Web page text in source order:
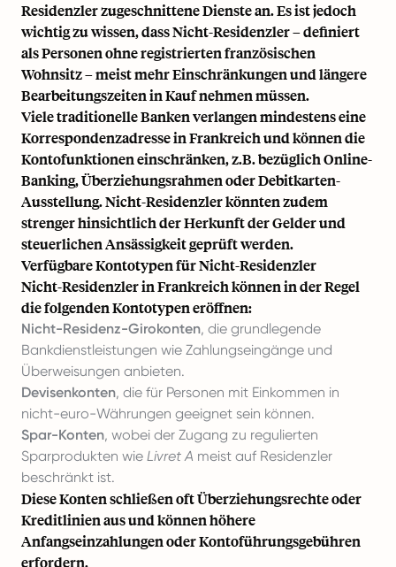
Residenzler zugeschnittene Dienste an. Es ist jedoch
wichtig zu wissen, dass Nicht-Residenzler – definiert
als Personen ohne registrierten französischen
Wohnsitz – meist mehr Einschränkungen und längere
Bearbeitungszeiten in Kauf nehmen müssen.
Viele traditionelle Banken verlangen mindestens eine
Korrespondenzadresse in Frankreich und können die
Kontofunktionen einschränken, z.B. bezüglich Online-
Banking, Überziehungsrahmen oder Debitkarten-
Ausstellung. Nicht-Residenzler könnten zudem
strenger hinsichtlich der Herkunft der Gelder und
steuerlichen Ansässigkeit geprüft werden.
Verfügbare Kontotypen für Nicht-Residenzler
Nicht-Residenzler in Frankreich können in der Regel
die folgenden Kontotypen eröffnen:
Nicht-Residenz-Girokonten, die grundlegende
Bankdienstleistungen wie Zahlungseingänge und
Überweisungen anbieten.
Devisenkonten, die für Personen mit Einkommen in
nicht-euro-Währungen geeignet sein können.
Spar-Konten, wobei der Zugang zu regulierten
Sparprodukten wie Livret A meist auf Residenzler
beschränkt ist.
Diese Konten schließen oft Überziehungsrechte oder
Kreditlinien aus und können höhere
Anfangseinzahlungen oder Kontoführungsgebühren
erfordern.